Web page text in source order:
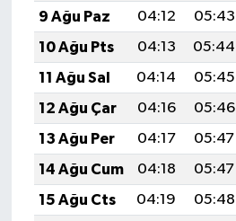
9 Ağu Paz
04:12 05:43
10 Ağu Pts
04:13 05:44
11 Ağu Sal
04:14 05:45
12 Ağu Çar
04:16 05:46
13 Ağu Per
04:17 05:47
14 Ağu Cum
04:18 05:47
15 Ağu Cts
04:19 05:48